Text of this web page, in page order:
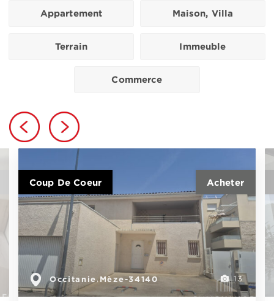
Appartement Maison, Villa
Terrain Immeuble
Commerce
13
Occitanie,Mèze-34140
Coup De Coeur